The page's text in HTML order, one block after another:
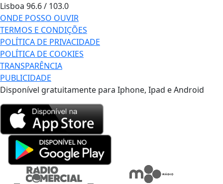
Lisboa 96.6 / 103.0
ONDE POSSO OUVIR
TERMOS E CONDIÇÕES
POLÍTICA DE PRIVACIDADE
POLÍTICA DE COOKIES
TRANSPARÊNCIA
PUBLICIDADE
Disponível gratuitamente para Iphone, Ipad e Android